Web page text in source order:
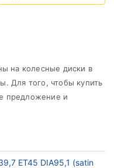
на колесные диски в
Для того, чтобы купить
предложение и
ET45 DIA95,1 (satin